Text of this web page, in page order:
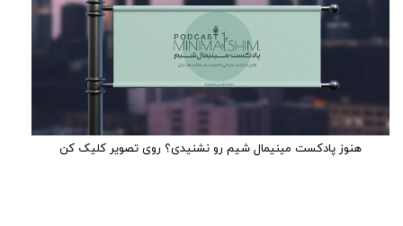
هنوز پادکست مینیمال شیم رو نشنیدی؟ روی تصویر کلیک کن